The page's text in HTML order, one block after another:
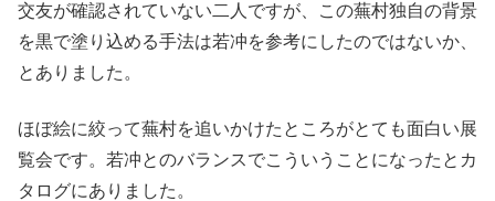
交友が確認されていない二人ですが、この蕪村独自の背景
を黒で塗り込める手法は若冲を参考にしたのではないか、
とありました。
ほぼ絵に絞って蕪村を追いかけたところがとても面白い展
覧会です。若冲とのバランスでこういうことになったとカ
タログにありました。